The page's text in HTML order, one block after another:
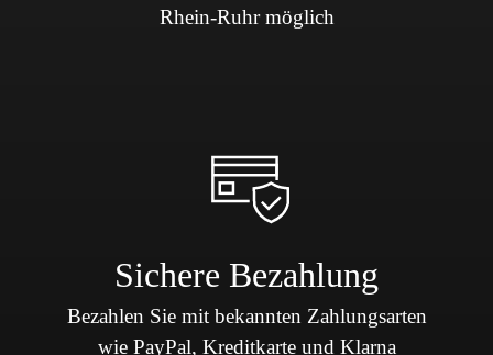
Rhein-Ruhr möglich
Sichere Bezahlung
Bezahlen Sie mit bekannten Zahlungsarten
wie PayPal, Kreditkarte und Klarna